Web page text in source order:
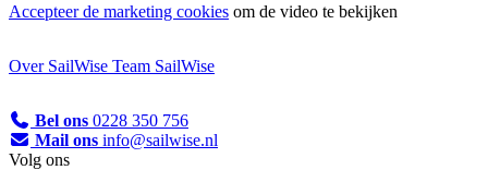
Accepteer de marketing cookies om de video te bekijken
Over SailWise Team SailWise
Bel ons 0228 350 756
Mail ons info@sailwise.nl
Volg ons